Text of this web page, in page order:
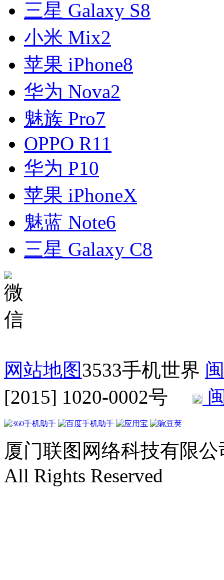
三星 Galaxy S8
小米 Mix2
苹果 iPhone8
华为 Nova2
魅族 Pro7
OPPO R11
华为 P10
苹果 iPhoneX
魅蓝 Note6
三星 Galaxy C8
网站地图3533手机世界
[2015] 1020-0002号
厦门联图网络科技有限公
All Rights Reserved